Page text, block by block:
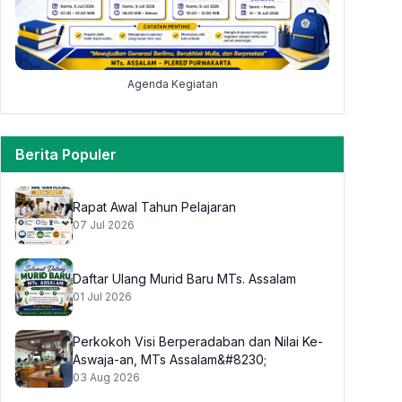
Agenda Kegiatan
Berita Populer
Rapat Awal Tahun Pelajaran
07 Jul 2026
Daftar Ulang Murid Baru MTs. Assalam
01 Jul 2026
Perkokoh Visi Berperadaban dan Nilai Ke-
Aswaja-an, MTs Assalam&#8230;
03 Aug 2026